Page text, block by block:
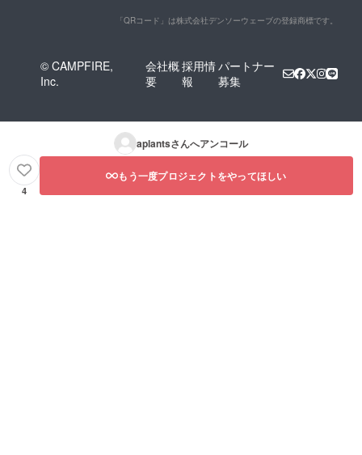
「QRコード」は株式会社デンソーウェーブの登録商標です。
© CAMPFIRE,
Inc.
会社概
要
採用情
報
パートナー
募集
aplantsさんへアンコール
4
もう一度プロジェクトをやってほしい